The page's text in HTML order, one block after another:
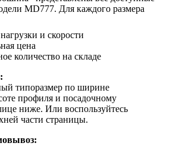
MD777. Для каждого размера
и скорости
цена
количество на складе
типоразмер по ширине
профиля и посадочному
ниже. Или воспользуйтесь
части страницы.